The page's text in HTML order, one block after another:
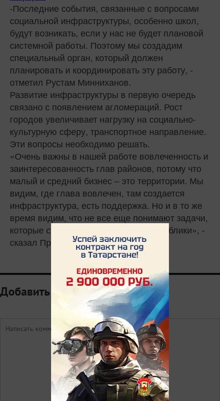
-Последние события, связанные с вопросами
социальной инфраструктуры, особенно школ,
будут возникать, если у нас не будет плановой
системной работы. Поэтому мы создадим
специальный орган, который должен
планировать и координировать эту работу, -
отметил Рустам Минниханов.
Развитие инфраструктуры в первую очередь
связано с появлением агломераций. Рост
городов увеличивает нагрузку на социально-
культурную сферу, транспортное направление.
Эти вопросы необходимо решать.
«Очень важны в нашей работе вовлеченность и
заинтересованность глав районов, потому что
малый и средний бизнес – это территории. Мы
видим, где глава вовлечен, там создается
инфраструктура, есть поддержка. Но и в то же
время видим, что не все еще понимают задачи,
которые ставятся руководством республики», -
сказал Президент Татарстана.
Добавить комментарий